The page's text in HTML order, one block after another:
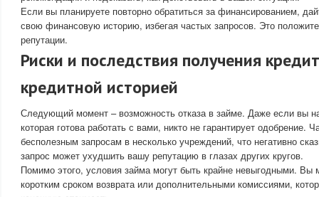
Если вы планируете повторно обратиться за финансированием,
свою финансовую историю, избегая частых запросов. Это
репутации.
Риски и последствия получения
кредитной историей
Следующий момент – возможность отказа в займе. Даже если вы
которая готова работать с вами, никто не гарантирует одобрение.
бесполезным запросам в несколько учреждений, что негативно
запрос может ухудшить вашу репутацию в глазах других кругов.
Помимо этого, условия займа могут быть крайне невыгодными. Вы
коротким сроком возврата или дополнительными комиссиями,